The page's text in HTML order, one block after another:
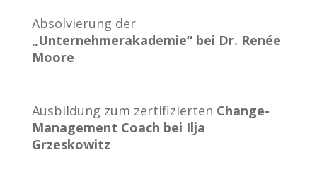
Absolvierung der
„Unternehmerakademie“ bei Dr. Renée
Moore
Ausbildung zum zertifizierten Change-
Management Coach bei Ilja
Grzeskowitz